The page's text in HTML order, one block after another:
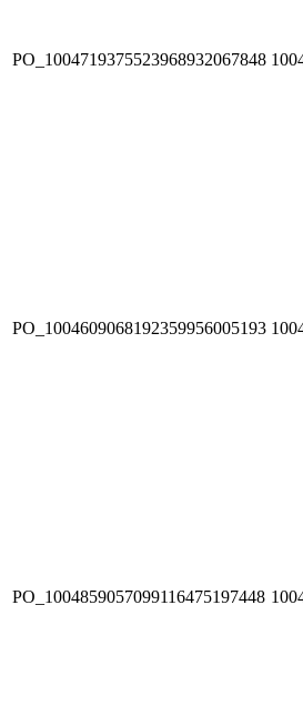
PO_1004719375523968932067848
PO_1004609068192359956005193
PO_1004859057099116475197448